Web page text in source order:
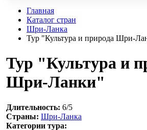
Главная
Каталог стран
Шри-Ланка
Тур "Культура и природа Шри-
Тур "Культура и
Шри-Ланки"
Длительность: 6/5
Страны: Шри-Ланка
Категории тура: